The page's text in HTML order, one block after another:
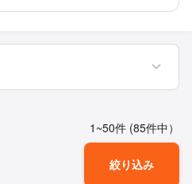
1~50件 (85件中）
絞り込み